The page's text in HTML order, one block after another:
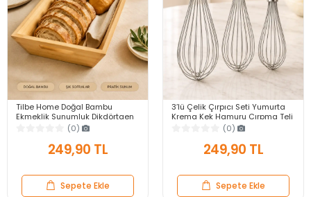
Tilbe Home Doğal Bambu
Ekmeklik Sunumluk Dikdörtgen
Kahvaltı ve Servis Sepeti
(0)
249,90 TL
Sepete Ekle
3’lü Çelik Çırpıcı Seti Yumurta
Krema Kek Hamuru Çırpma Teli
Pratik Sos Karıştırıcı Mutfak Teli
(0)
249,90 TL
Sepete Ekle